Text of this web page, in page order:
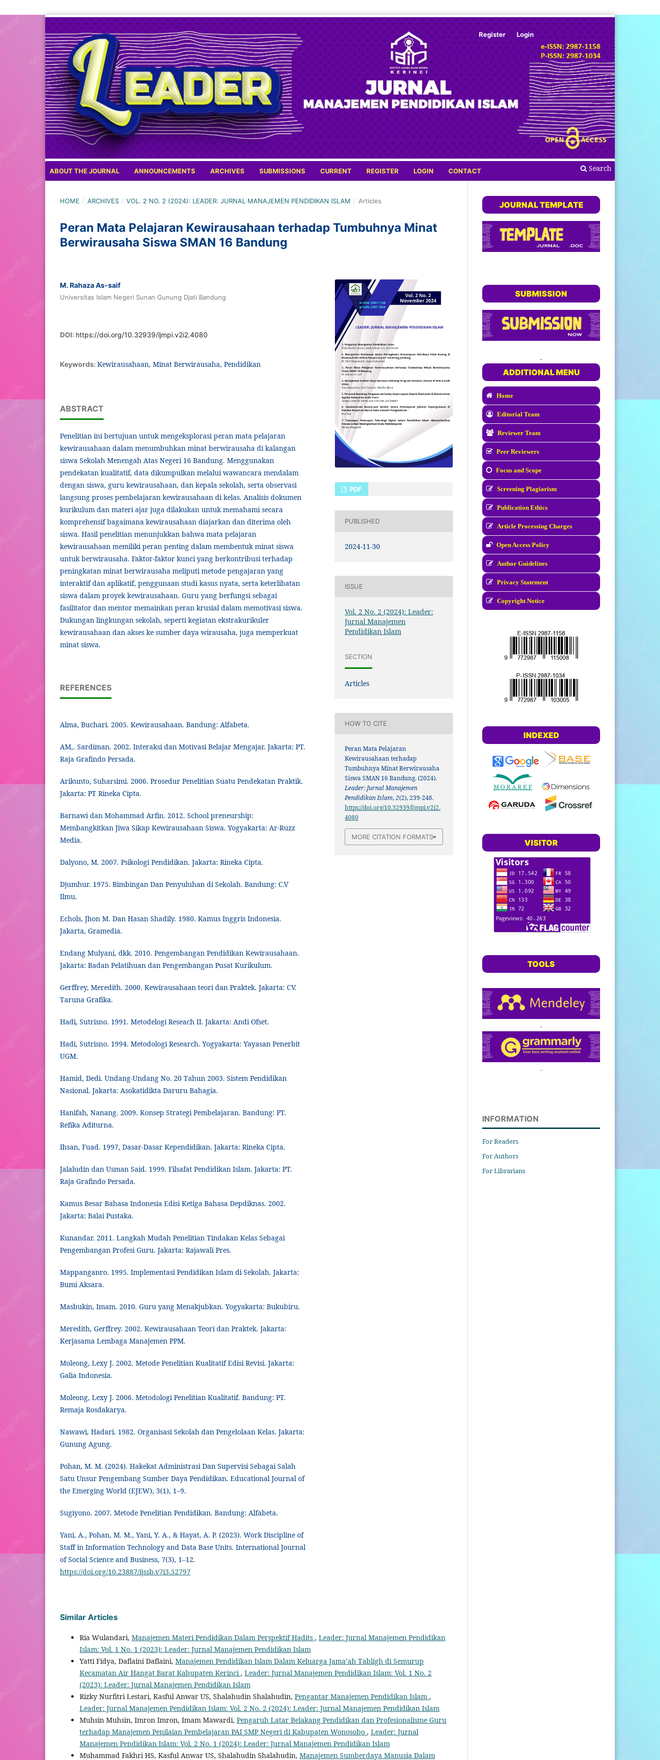
ABOUT THE JOURNAL ANNOUNCEMENTS ARCHIVES SUBMISSIONS CURRENT REGISTER LOGIN CONTACT Search
Register Login
HOME / ARCHIVES / VOL. 2 NO. 2 (2024): LEADER: JURNAL MANAJEMEN PENDIDIKAN ISLAM / Articles
Peran Mata Pelajaran Kewirausahaan terhadap Tumbuhnya Minat
Berwirausaha Siswa SMAN 16 Bandung
M. Rahaza As-saif
Universitas Islam Negeri Sunan Gunung Djati Bandung
DOI: https://doi.org/10.32939/ljmpi.v2i2.4080
Keywords: Kewirausahaan, Minat Berwirausaha, Pendidikan
ABSTRACT
Penelitian ini bertujuan untuk mengeksplorasi peran mata pelajaran
kewirausahaan dalam menumbuhkan minat berwirausaha di kalangan
siswa Sekolah Menengah Atas Negeri 16 Bandung. Menggunakan
pendekatan kualitatif, data dikumpulkan melalui wawancara mendalam
dengan siswa, guru kewirausahaan, dan kepala sekolah, serta observasi
langsung proses pembelajaran kewirausahaan di kelas. Analisis dokumen
kurikulum dan materi ajar juga dilakukan untuk memahami secara
komprehensif bagaimana kewirausahaan diajarkan dan diterima oleh
siswa. Hasil penelitian menunjukkan bahwa mata pelajaran
kewirausahaan memiliki peran penting dalam membentuk minat siswa
untuk berwirausaha. Faktor-faktor kunci yang berkontribusi terhadap
peningkatan minat berwirausaha meliputi metode pengajaran yang
interaktif dan aplikatif, penggunaan studi kasus nyata, serta keterlibatan
siswa dalam proyek kewirausahaan. Guru yang berfungsi sebagai
fasilitator dan mentor memainkan peran krusial dalam memotivasi siswa.
Dukungan lingkungan sekolah, seperti kegiatan ekstrakurikuler
kewirausahaan dan akses ke sumber daya wirausaha, juga memperkuat
minat siswa.
REFERENCES
Alma, Buchari. 2005. Kewirausahaan. Bandung: Alfabeta.
AM,. Sardiman. 2002. Interaksi dan Motivasi Belajar Mengajar. Jakarta: PT.
Raja Grafindo Persada.
Arikunto, Suharsimi. 2006. Prosedur Penelitian Suatu Pendekatan Praktik.
Jakarta: PT Rineka Cipta.
Barnawi dan Mohammad Arfin. 2012. School preneurship:
Membangkitkan Jiwa Sikap Kewirausahaan Siswa. Yogyakarta: Ar-Ruzz
Media.
Dalyono, M. 2007. Psikologi Pendidikan. Jakarta: Rineka Cipta.
Djumhur. 1975. Bimbingan Dan Penyuluhan di Sekolah. Bandung: C.V
Ilmu.
Echols, Jhon M. Dan Hasan Shadily. 1980. Kamus Inggris Indonesia.
Jakarta, Gramedia.
Endang Mulyani, dkk. 2010. Pengembangan Pendidikan Kewirausahaan.
Jakarta: Badan Pelatihuan dan Pengembangan Pusat Kurikulum.
Gerffrey, Meredith. 2000. Kewirausahaan teori dan Praktek. Jakarta: CV.
Taruna Grafika.
Hadi, Sutrisno. 1991. Metodelogi Reseach II. Jakarta: Andi Ofset.
Hadi, Sutrisno. 1994. Metodologi Research. Yogyakarta: Yayasan Penerbit
UGM.
Hamid, Dedi. Undang-Undang No. 20 Tahun 2003. Sistem Pendidikan
Nasional. Jakarta: Asokatidikta Daruru Bahagia.
Hanifah, Nanang. 2009. Konsep Strategi Pembelajaran. Bandung: PT.
Refika Aditurna.
Ihsan, Fuad. 1997, Dasar-Dasar Kependidikan. Jakarta: Rineka Cipta.
Jalaludin dan Usman Said. 1999. Filsafat Pendidikan Islam. Jakarta: PT.
Raja Grafindo Persada.
Kamus Besar Bahasa Indonesia Edisi Ketiga Bahasa Depdiknas. 2002.
Jakarta: Balai Pustaka.
Kunandar. 2011. Langkah Mudah Penelitian Tindakan Kelas Sebagai
Pengembangan Profesi Guru. Jakarta: Rajawali Pres.
Mappanganro. 1995. Implementasi Pendidikan Islam di Sekolah. Jakarta:
Bumi Aksara.
Masbukin, Imam. 2010. Guru yang Menakjubkan. Yogyakarta: Bukubiru.
Meredith, Gerffrey. 2002. Kewirausahaan Teori dan Praktek. Jakarta:
Kerjasama Lembaga Manajemen PPM.
Moleong, Lexy J. 2002. Metode Penelitian Kualitatif Edisi Revisi. Jakarta:
Galia Indonesia.
Moleong, Lexy J. 2006. Metodologi Penelitian Kualitatif. Bandung: PT.
Remaja Rosdakarya.
Nawawi, Hadari. 1982. Organisasi Sekolah dan Pengelolaan Kelas. Jakarta:
Gunung Agung.
Pohan, M. M. (2024). Hakekat Administrasi Dan Supervisi Sebagai Salah
Satu Unsur Pengembang Sumber Daya Pendidikan. Educational Journal of
the Emerging World (EJEW), 3(1), 1–9.
Sugiyono. 2007. Metode Penelitian Pendidikan. Bandung: Alfabeta.
Yani, A., Pohan, M. M., Yani, Y. A., & Hayat, A. P. (2023). Work Discipline of
Staff in Information Technology and Data Base Units. International Journal
of Social Science and Business, 7(3), 1–12.
https://doi.org/10.23887/ijssb.v7i3.52797
PDF
PUBLISHED
2024-11-30
ISSUE
Vol. 2 No. 2 (2024): Leader:
Jurnal Manajemen
Pendidikan Islam
SECTION
Articles
HOW TO CITE
Peran Mata Pelajaran
Kewirausahaan terhadap
Tumbuhnya Minat Berwirausaha
Siswa SMAN 16 Bandung. (2024).
Leader: Jurnal Manajemen
Pendidikan Islam,2(2), 239-248.
https://doi.org/10.32939/ljmpi.v2i2.
4080
MORE CITATION FORMATS
Similar Articles
Ria Wulandari, Manajemen Materi Pendidikan Dalam Perspektif Hadits , Leader: Jurnal Manajemen Pendidikan
Islam: Vol. 1 No. 1 (2023): Leader: Jurnal Manajemen Pendidikan Islam
Yatti Fidya, Daflaini Daflaini, Manajemen Pendidikan Islam Dalam Keluarga Jama’ah Tabligh di Semurup
Kecamatan Air Hangat Barat Kabupaten Kerinci , Leader: Jurnal Manajemen Pendidikan Islam: Vol. 1 No. 2
(2023): Leader: Jurnal Manajemen Pendidikan Islam
Rizky Nurfitri Lestari, Kasful Anwar US, Shalahudin Shalahudin, Pengantar Manajemen Pendidikan Islam ,
Leader: Jurnal Manajemen Pendidikan Islam: Vol. 2 No. 2 (2024): Leader: Jurnal Manajemen Pendidikan Islam
Muhsin Muhsin, Imron Imron, Imam Mawardi, Pengaruh Latar Belakang Pendidikan dan Profesionalisme Guru
terhadap Manajemen Penilaian Pembelajaran PAI SMP Negeri di Kabupaten Wonosobo , Leader: Jurnal
Manajemen Pendidikan Islam: Vol. 2 No. 1 (2024): Leader: Jurnal Manajemen Pendidikan Islam
Muhammad Fakhri HS, Kasful Anwar US, Shalahudin Shalahudin, Manajemen Sumberdaya Manusia Dalam
JOURNAL TEMPLATE
SUBMISSION
.
ADDITIONAL MENU
Home
Editorial Team
Reviewer Team
Peer Reviewers
Focus and Scope
Screening Plagiarism
Publication Ethics
Article Processing Charges
Open Access Policy
Author Guidelines
Privacy Statement
Copyright Notice
INDEXED
VISITOR
TOOLS
-
-
INFORMATION
For Readers
For Authors
For Librarians